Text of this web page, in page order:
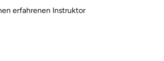
erfahrenen Instruktor